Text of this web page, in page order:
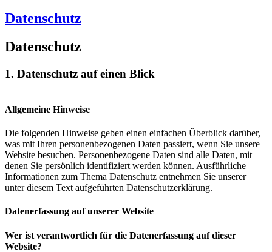
Datenschutz
Datenschutz
1. Datenschutz auf einen Blick
Allgemeine Hinweise
Die folgenden Hinweise geben einen einfachen Überblick darüber,
was mit Ihren personenbezogenen Daten passiert, wenn Sie unsere
Website besuchen. Personenbezogene Daten sind alle Daten, mit
denen Sie persönlich identifiziert werden können. Ausführliche
Informationen zum Thema Datenschutz entnehmen Sie unserer
unter diesem Text aufgeführten Datenschutzerklärung.
Datenerfassung auf unserer Website
Wer ist verantwortlich für die Datenerfassung auf dieser
Website?